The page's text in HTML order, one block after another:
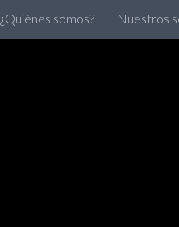
¿Quiénes somos? Nuestros